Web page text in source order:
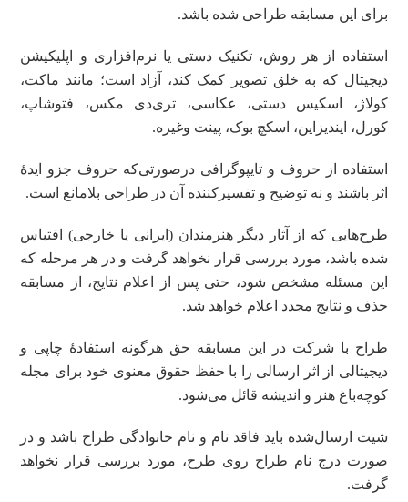
برای این مسابقه طراحی شده باشد.
استفاده از هر روش، تکنیک دستی یا نرم‌افزاری و اپلیکیشن
دیجیتال که به خلق تصویر کمک کند، آزاد است؛ مانند ماکت،
کولاژ، اسکیس دستی، عکاسی، تری‌دی‌ مکس، فتوشاپ،
کورل، ایندیزاین، اسکچ بوک، پینت وغیره.
استفاده از حروف و تایپوگرافی درصورتی‌که حروف جزو ایدۀ
اثر باشند و نه توضیح و تفسیرکننده آن در طراحی بلامانع است.
طرح‌هایی که از آثار دیگر هنرمندان (ایرانی یا خارجی) اقتباس
شده باشد، مورد بررسی قرار نخواهد گرفت و در هر مرحله که
این مسئله مشخص شود، حتی پس از اعلام نتایج، از مسابقه
حذف و نتایج مجدد اعلام خواهد شد.
طراح با شرکت در این مسابقه حق هرگونه استفادۀ چاپی و
دیجیتالی از اثر ارسالی را با حفظ حقوق معنوی خود برای مجله
کوچه‌باغ هنر و اندیشه قائل می‌شود.
شیت‌ ارسال‌شده باید فاقد نام و نام خانوادگی طراح باشد و در
صورت درج نام طراح روی طرح، مورد بررسی قرار نخواهد
گرفت.